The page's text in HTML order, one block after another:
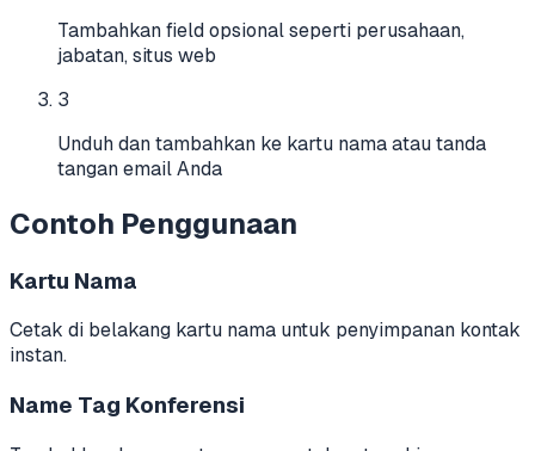
Tambahkan field opsional seperti perusahaan,
jabatan, situs web
3
Unduh dan tambahkan ke kartu nama atau tanda
tangan email Anda
Contoh Penggunaan
Kartu Nama
Cetak di belakang kartu nama untuk penyimpanan kontak
instan.
Name Tag Konferensi